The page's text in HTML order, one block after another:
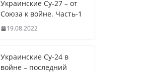
Украинские Су-27 – от
Союза к войне. Часть-1
19.08.2022
Украинские Су-24 в
войне – последний